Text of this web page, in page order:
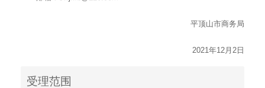
平顶山市商务局
2021年12月2日
受理范围